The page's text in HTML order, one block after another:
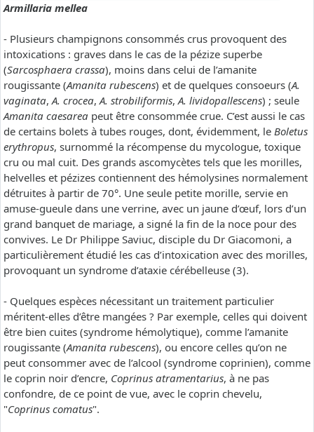
Armillaria mellea
- Plusieurs champignons consommés crus provoquent des
intoxications : graves dans le cas de la pézize superbe
(Sarcosphaera crassa), moins dans celui de l’amanite
rougissante (Amanita rubescens) et de quelques consoeurs (A.
vaginata,A. crocea, A. strobiliformis,A. lividopallescens) ; seule
Amanita caesarea peut être consommée crue. C’est aussi le cas
de certains bolets à tubes rouges, dont, évidemment, le Boletus
erythropus, surnommé la récompense du mycologue, toxique
cru ou mal cuit. Des grands ascomycètes tels que les morilles,
helvelles et pézizes contiennent des hémolysines normalement
détruites à partir de 70°. Une seule petite morille, servie en
amuse-gueule dans une verrine, avec un jaune d’œuf, lors d’un
grand banquet de mariage, a signé la fin de la noce pour des
convives. Le Dr Philippe Saviuc, disciple du Dr Giacomoni, a
particulièrement étudié les cas d’intoxication avec des morilles,
provoquant un syndrome d’ataxie cérébelleuse (3).
- Quelques espèces nécessitant un traitement particulier
méritent-elles d’être mangées ? Par exemple, celles qui doivent
être bien cuites (syndrome hémolytique), comme l’amanite
rougissante (Amanita rubescens), ou encore celles qu’on ne
peut consommer avec de l’alcool (syndrome coprinien), comme
le coprin noir d’encre, Coprinus atramentarius, à ne pas
confondre, de ce point de vue, avec le coprin chevelu,
"Coprinus comatus".